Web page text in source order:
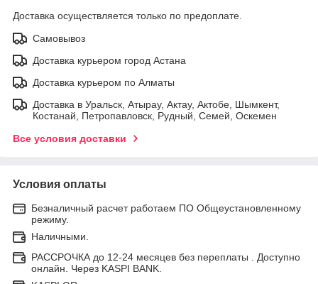
Доставка осуществляется только по предоплате.
Самовывоз
Доставка курьером город Астана
Доставка курьером по Алматы
Доставка в Уральск, Атырау, Актау, Актобе, Шымкент,
Костанай, Петропавловск, Рудный, Семей, Оскемен
Все условия доставки
Условия оплаты
Безналичный расчет работаем ПО Общеустановленному
режиму.
Наличными.
РАССРОЧКА до 12-24 месяцев без переплаты . Доступно
онлайн. Через KASPI BANK.